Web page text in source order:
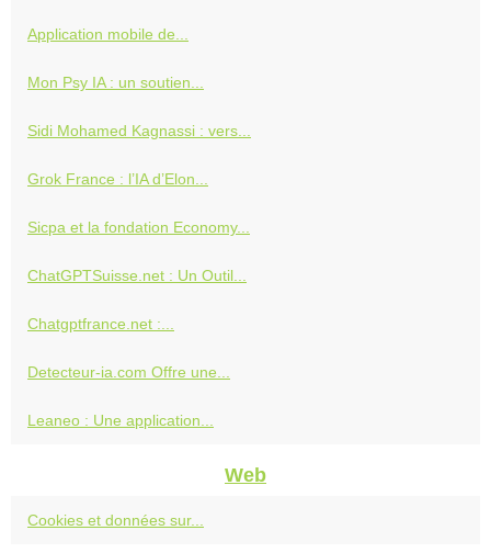
Application mobile de...
Mon Psy IA : un soutien...
Sidi Mohamed Kagnassi : vers...
Grok France : l’IA d’Elon...
Sicpa et la fondation Economy...
ChatGPTSuisse.net : Un Outil...
Chatgptfrance.net :...
Detecteur-ia.com Offre une...
Leaneo : Une application...
Web
Cookies et données sur...